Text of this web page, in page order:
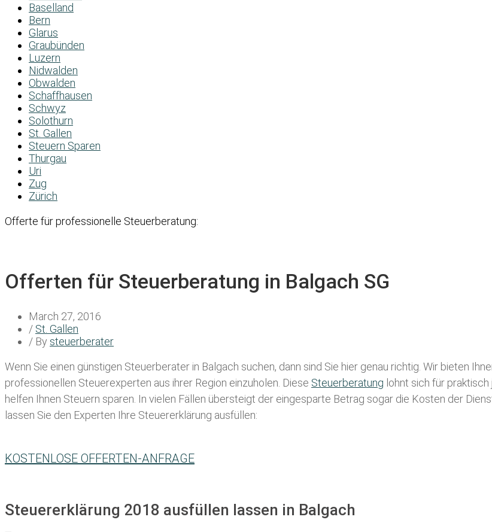
Baselland
Bern
Glarus
Graubünden
Luzern
Nidwalden
Obwalden
Schaffhausen
Schwyz
Solothurn
St. Gallen
Steuern Sparen
Thurgau
Uri
Zug
Zürich
Offerte für professionelle Steuerberatung:
Offerten für Steuerberatung in Balgach SG
March 27, 2016
/ St. Gallen
/ By steuerberater
Wenn Sie einen günstigen Steuerberater in Balgach suchen, dann sind Sie hier genau richtig. Wir bieten
professionellen Steuerexperten aus ihrer Region einzuholen. Diese Steuerberatung lohnt sich für
helfen Ihnen Steuern sparen. In vielen Fällen übersteigt der eingesparte Betrag sogar die Kosten der
lassen Sie den Experten Ihre Steuererklärung ausfüllen:
KOSTENLOSE OFFERTEN-ANFRAGE
Steuererklärung 2018 ausfüllen lassen in Balgach